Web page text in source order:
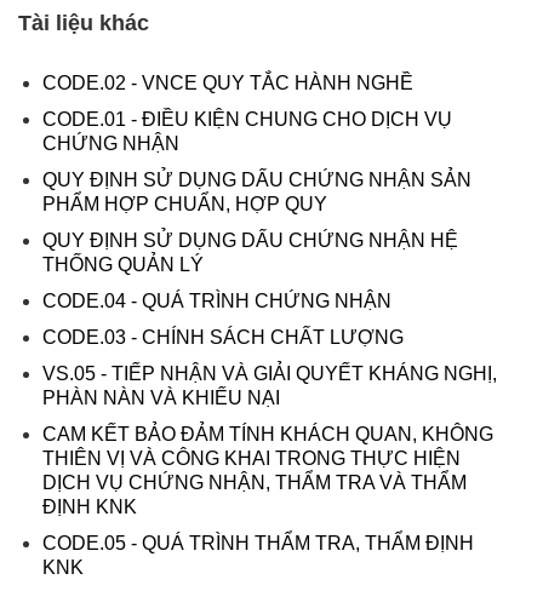
Tài liệu khác
CODE.02 - VNCE QUY TẮC HÀNH NGHỀ
CODE.01 - ĐIỀU KIỆN CHUNG CHO DỊCH VỤ
CHỨNG NHẬN
QUY ĐỊNH SỬ DỤNG DẤU CHỨNG NHẬN SẢN
PHẨM HỢP CHUẨN, HỢP QUY
QUY ĐỊNH SỬ DỤNG DẤU CHỨNG NHẬN HỆ
THỐNG QUẢN LÝ
CODE.04 - QUÁ TRÌNH CHỨNG NHẬN
CODE.03 - CHÍNH SÁCH CHẤT LƯỢNG
VS.05 - TIẾP NHẬN VÀ GIẢI QUYẾT KHÁNG NGHỊ,
PHÀN NÀN VÀ KHIẾU NẠI
CAM KẾT BẢO ĐẢM TÍNH KHÁCH QUAN, KHÔNG
THIÊN VỊ VÀ CÔNG KHAI TRONG THỰC HIỆN
DỊCH VỤ CHỨNG NHẬN, THẨM TRA VÀ THẨM
ĐỊNH KNK
CODE.05 - QUÁ TRÌNH THẨM TRA, THẨM ĐỊNH
KNK